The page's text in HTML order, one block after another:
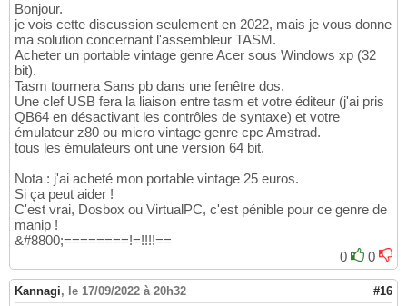
Bonjour.
je vois cette discussion seulement en 2022, mais je vous donne
ma solution concernant l'assembleur TASM.
Acheter un portable vintage genre Acer sous Windows xp (32
bit).
Tasm tournera Sans pb dans une fenêtre dos.
Une clef USB fera la liaison entre tasm et votre éditeur (j'ai pris
QB64 en désactivant les contrôles de syntaxe) et votre
émulateur z80 ou micro vintage genre cpc Amstrad.
tous les émulateurs ont une version 64 bit.
Nota : j'ai acheté mon portable vintage 25 euros.
Si ça peut aider !
C'est vrai, Dosbox ou VirtualPC, c'est pénible pour ce genre de
manip !
&#8800;========!=!!!!==
0
0
Kannagi, le 17/09/2022 à 20h32 #16